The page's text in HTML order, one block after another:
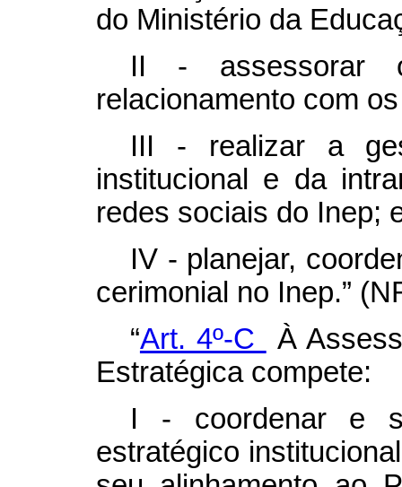
do Ministério da
II - assessorar
relacionamento com
III - realizar a
institucional e da
redes sociais do Inep;
IV - planejar,
cerimonial no Inep.”
“Art. 4º-C
À
Estratégica compete:
I - coordenar e
estratégico